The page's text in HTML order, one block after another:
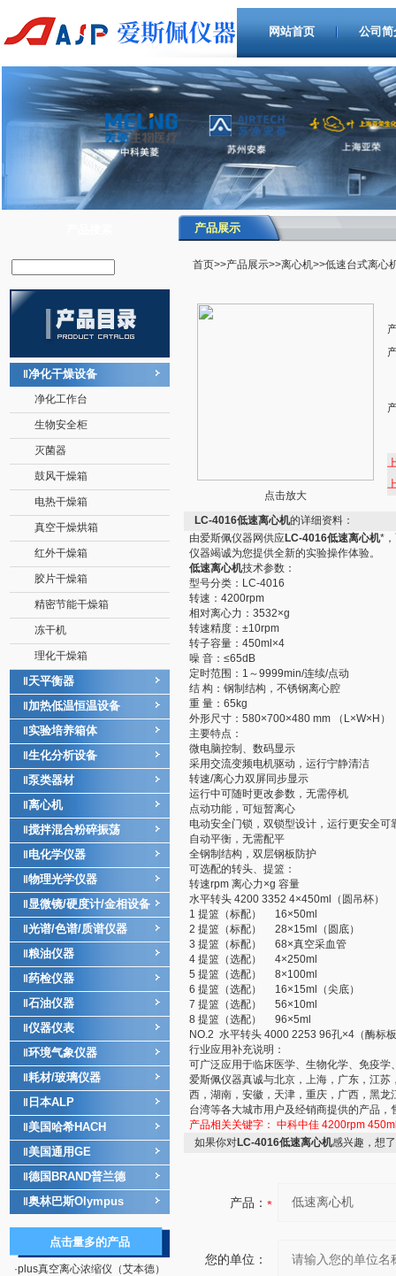
网站首页 公司简
净化干燥设备
净化工作台
生物安全柜
灭菌器
鼓风干燥箱
电热干燥箱
真空干燥烘箱
红外干燥箱
胶片干燥箱
精密节能干燥箱
冻干机
理化干燥箱
天平衡器
加热低温恒温设备
实验培养箱体
生化分析设备
泵类器材
离心机
搅拌混合粉碎振荡
电化学仪器
物理光学仪器
显微镜/硬度计/金相设备
光谱/色谱/质谱仪器
粮油仪器
药检仪器
石油仪器
仪器仪表
环境气象仪器
耗材/玻璃仪器
日本ALP
美国哈希HACH
美国通用GE
德国BRAND普兰德
奥林巴斯Olympus
点击量多的产品
·plus真空离心浓缩仪（艾本德）
产品展示
首页>>产品展示>>离心机>>低速台式离心
点击放大
LC-4016低速离心机的详细资料：
由爱斯佩仪器网供应LC-4016低速离心机*
仪器竭诚为您提供全新的实验操作体验。
低速离心机技术参数：
型号分类：LC-4016
转速：4200rpm
相对离心力：3532×g
转速精度：±10rpm
转子容量：450ml×4
噪 音：≤65dB
定时范围：1～9999min/连续/点动
结 构：钢制结构，不锈钢离心腔
重 量：65kg
外形尺寸：580×700×480 mm （L×W×H）
主要特点：
微电脑控制、数码显示
采用交流变频电机驱动，运行宁静清洁
转速/离心力双屏同步显示
运行中可随时更改参数，无需停机
点动功能，可短暂离心
电动安全门锁，双锁型设计，运行更安全可
自动平衡，无需配平
全钢制结构，双层钢板防护
可选配的转头、提篮：
转速rpm 离心力×g 容量
水平转头 4200 3352 4×450ml（圆吊杯）
1 提篮（标配） 16×50ml
2 提篮（标配） 28×15ml（圆底）
3 提篮（标配） 68×真空采血管
4 提篮（选配） 4×250ml
5 提篮（选配） 8×100ml
6 提篮（选配） 16×15ml（尖底）
7 提篮（选配） 56×10ml
8 提篮（选配） 96×5ml
NO.2 水平转头 4000 2253 96孔×4（酶标
行业应用补充说明：
可广泛应用于临床医学、生物化学、免疫
爱斯佩仪器真诚与北京，上海，广东，江
西，湖南，安徽，天津，重庆，广西，黑
台湾等各大城市用户及经销商提供的产品，
产品相关关键字： 中科中佳 4200rpm
如果你对LC-4016低速离心机感兴趣，想
产品：
您的单位：